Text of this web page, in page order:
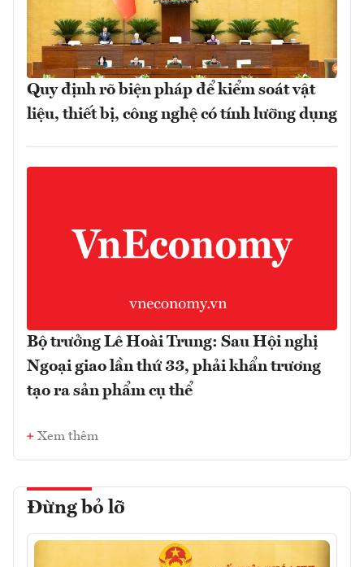
Quy định rõ biện pháp để kiểm soát vật
liệu, thiết bị, công nghệ có tính lưỡng dụng
Bộ trưởng Lê Hoài Trung: Sau Hội nghị
Ngoại giao lần thứ 33, phải khẩn trương
tạo ra sản phẩm cụ thể
Xem thêm
Đừng bỏ lỡ